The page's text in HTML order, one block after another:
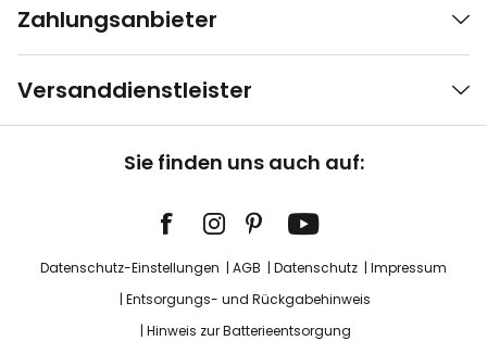
Zahlungsanbieter
Versanddienstleister
Sie finden uns auch auf:
Datenschutz-Einstellungen AGB Datenschutz
Impressum
Entsorgungs- und Rückgabehinweis
Hinweis zur Batterieentsorgung